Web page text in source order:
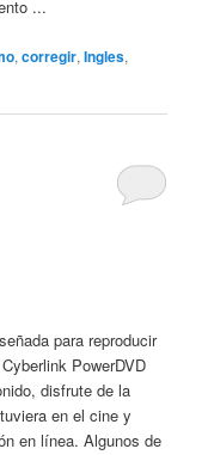
...
,corregir,Ingles,
para reproducir
PowerDVD
disfrute de la
en el cine y
en línea. Algunos de